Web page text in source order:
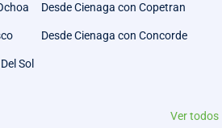
Desde Cienaga con Copetran
Desde Cienaga con Concorde
Sol
Ver todos